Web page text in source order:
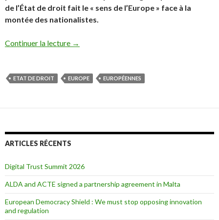
de l’État de droit fait le « sens de l’Europe » face à la
montée des nationalistes.
Continuer la lecture →
ETAT DE DROIT EUROPE EUROPÉENNES
ARTICLES RÉCENTS
Digital Trust Summit 2026
ALDA and ACTE signed a partnership agreement in Malta
European Democracy Shield : We must stop opposing innovation
and regulation